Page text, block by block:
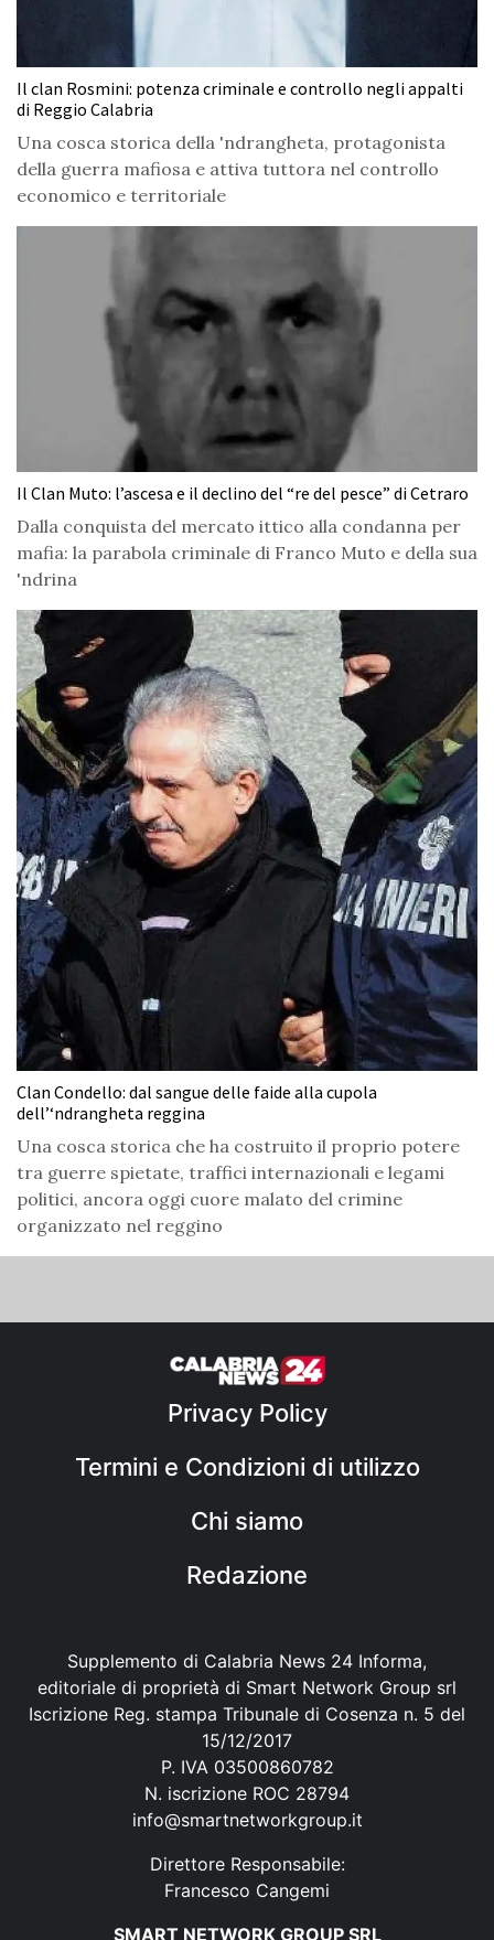
Il clan Rosmini: potenza criminale e controllo negli appalti
di Reggio Calabria
Una cosca storica della 'ndrangheta, protagonista
della guerra mafiosa e attiva tuttora nel controllo
economico e territoriale
Il Clan Muto: l’ascesa e il declino del “re del pesce” di Cetraro
Dalla conquista del mercato ittico alla condanna per
mafia: la parabola criminale di Franco Muto e della sua
'ndrina
Clan Condello: dal sangue delle faide alla cupola
dell’‘ndrangheta reggina
Una cosca storica che ha costruito il proprio potere
tra guerre spietate, traffici internazionali e legami
politici, ancora oggi cuore malato del crimine
organizzato nel reggino
Privacy Policy
Termini e Condizioni di utilizzo
Chi siamo
Redazione
Supplemento di Calabria News 24 Informa,
editoriale di proprietà di Smart Network Group srl
Iscrizione Reg. stampa Tribunale di Cosenza n. 5 del
15/12/2017
P. IVA 03500860782
N. iscrizione ROC 28794
info@smartnetworkgroup.it
Direttore Responsabile:
Francesco Cangemi
SMART NETWORK GROUP SRL